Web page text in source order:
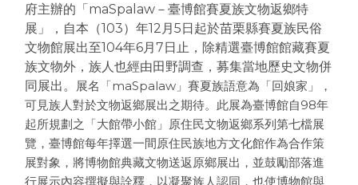
府主辦的「maSpalaw－臺博館賽夏族文物返鄉特
展」，自本（103）年12月5日起於苗栗縣賽夏族民俗
文物館展出至104年6月7日止，除精選臺博館館藏賽夏
族文物外，族人也經由田野調查，募集當地歷史文物併
同展出。 展名「maSpalaw」賽夏族語意為「回娘家」，
可見族人對於文物返鄉展出之期待。此展為臺博館自98年
起所規劃之「大館帶小館」原住民文物返鄉系列第七檔展
覽，臺博館每年擇選一間原住民族地方文化館作為合作策
展對象， 將博物館典藏文物送返原鄉展出，並鼓勵部落進
行展示內容撰擬與詮釋，以凝聚族人認同，也使博物館與